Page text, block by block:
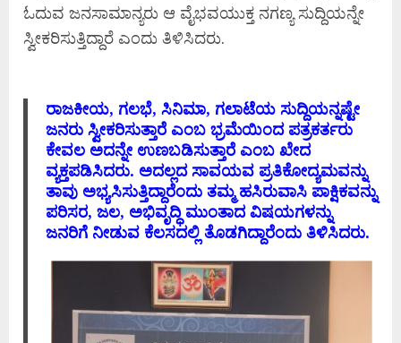
ಓದುವ ಜನಸಾಮಾನ್ಯರು ಆ ವೈಭವಯುಕ್ತ ನಗಣ್ಯ ಸುದ್ದಿಯನ್ನೇ
ಸ್ವೀಕರಿಸುತ್ತಿದ್ದಾರೆ ಎಂದು ತಿಳಿಸಿದರು.
ರಾಜಕೀಯ, ಗಲಭೆ, ಸಿನಿಮಾ, ಗಲಾಟೆಯ ಸುದ್ದಿಯನ್ನಷ್ಟೇ
ಜನರು ಸ್ವೀಕರಿಸುತ್ತಾರೆ ಎಂಬ ಭ್ರಮೆಯಿಂದ ಪತ್ರಕರ್ತರು
ಕೇವಲ ಅದನ್ನೇ ಉಣಬಡಿಸುತ್ತಾರೆ ಎಂಬ ಖೇದ
ವ್ಯಕ್ತಪಡಿಸಿದರು. ಅದಲ್ಲದ ಸಾವಯವ ಪ್ರತಿಕೋದ್ಯಮವನ್ನು
ತಾವು ಅಭ್ಯಸಿಸುತ್ತಿದ್ದಾರೆಂದು ತಮ್ಮ ಹಸಿರುವಾಸಿ ಪಾಕ್ಷಿಕವನ್ನು
ಪರಿಸರ, ಜಲ, ಅಭಿವೃದ್ಧಿ ಮುಂತಾದ ವಿಷಯಗಳನ್ನು
ಜನರಿಗೆ ನೀಡುವ ಕೆಲಸದಲ್ಲಿ ತೊಡಗಿದ್ದಾರೆಂದು ತಿಳಿಸಿದರು.